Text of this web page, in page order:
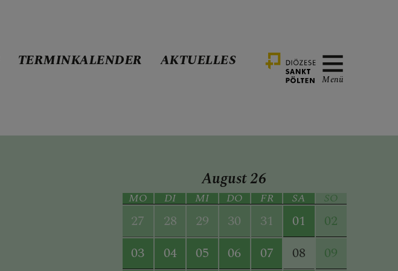
TERMINKALENDER AKTUELLES
Menü
August26
MO DI MI DO FR SA SO
27 28 29 30 31 01
02
03
04 05 06 07 08
09